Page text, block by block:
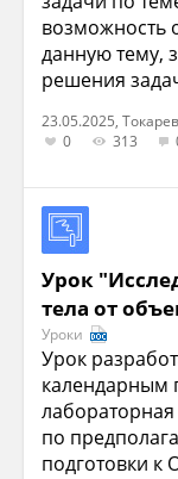
возможность
данную тему,
решения
23.05.2025,
0
313
Урок
тела от
Уроки
Урок
календарным
по
подготовки к